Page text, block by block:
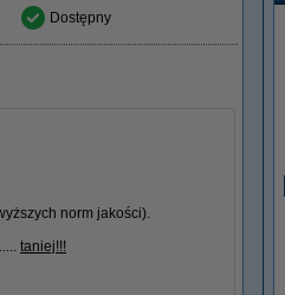
Dostępny
norm jakości).
taniej!!!